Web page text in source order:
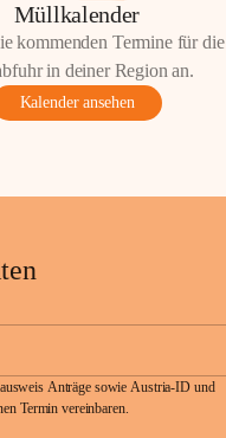
Müllkalender
kommenden Termine für die
in deiner Region an.
Kalender ansehen
Anträge sowie Austria-ID und
Termin vereinbaren.